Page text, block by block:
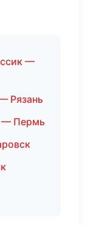
—
Рязань
— Пермь